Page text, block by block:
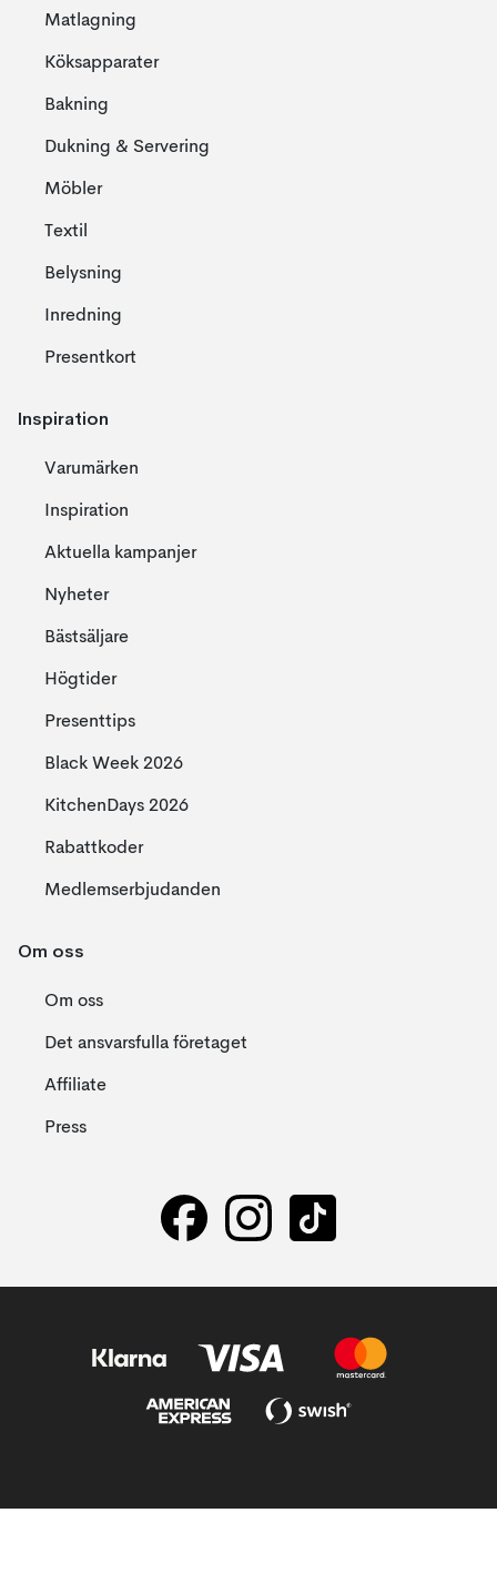
Matlagning
Köksapparater
Bakning
Dukning & Servering
Möbler
Textil
Belysning
Inredning
Presentkort
Inspiration
Varumärken
Inspiration
Aktuella kampanjer
Nyheter
Bästsäljare
Högtider
Presenttips
Black Week 2026
KitchenDays 2026
Rabattkoder
Medlemserbjudanden
Om oss
Om oss
Det ansvarsfulla företaget
Affiliate
Press